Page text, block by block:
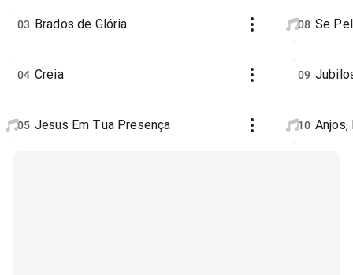
03 Brados de Glória
04 Creia
05 Jesus Em Tua Presença
08 Se
09
10 Anjos,